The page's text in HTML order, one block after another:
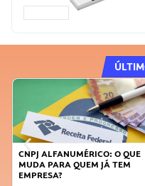
CNPJ ALFANUMÉRICO: O QUE
MUDA PARA QUEM JÁ TEM
EMPRESA?